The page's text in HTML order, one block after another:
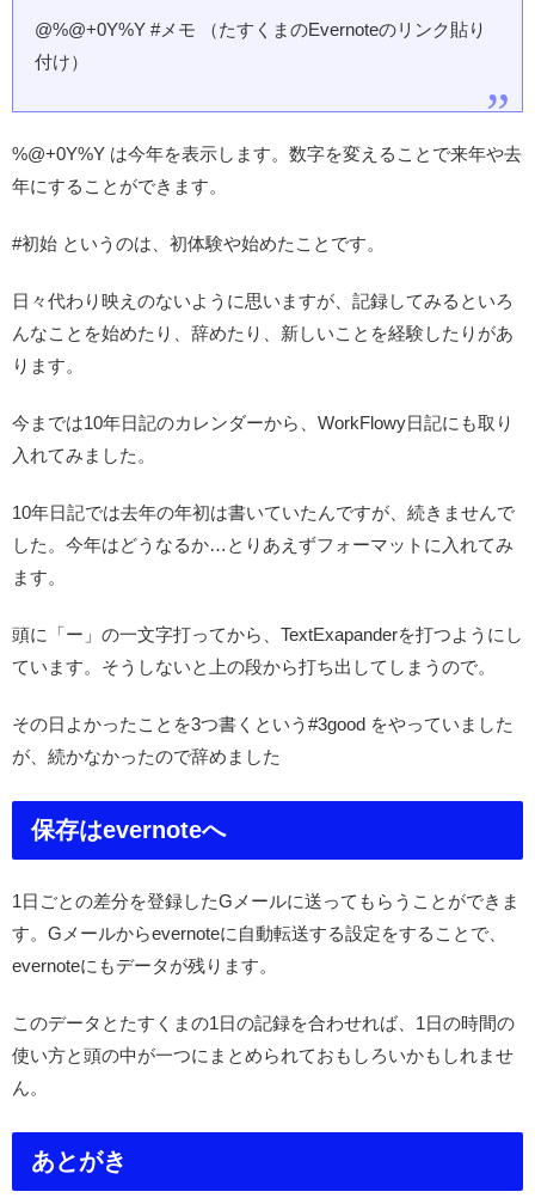
@%@+0Y%Y #メモ （たすくまのEvernoteのリンク貼り
付け）
%@+0Y%Y は今年を表示します。数字を変えることで来年や去
年にすることができます。
#初始 というのは、初体験や始めたことです。
日々代わり映えのないように思いますが、記録してみるといろ
んなことを始めたり、辞めたり、新しいことを経験したりがあ
ります。
今までは10年日記のカレンダーから、WorkFlowy日記にも取り
入れてみました。
10年日記では去年の年初は書いていたんですが、続きませんで
した。今年はどうなるか…とりあえずフォーマットに入れてみ
ます。
頭に「ー」の一文字打ってから、TextExapanderを打つようにし
ています。そうしないと上の段から打ち出してしまうので。
その日よかったことを3つ書くという#3good をやっていました
が、続かなかったので辞めました
保存はevernoteへ
1日ごとの差分を登録したGメールに送ってもらうことができま
す。Gメールからevernoteに自動転送する設定をすることで、
evernoteにもデータが残ります。
このデータとたすくまの1日の記録を合わせれば、1日の時間の
使い方と頭の中が一つにまとめられておもしろいかもしれませ
ん。
あとがき